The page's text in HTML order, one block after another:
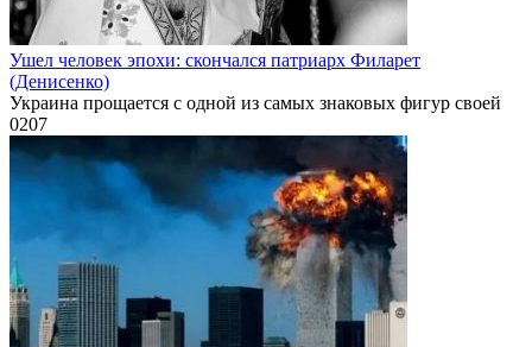
Ушел человек эпохи: скончался патриарх Филарет
(Денисенко)
Украина прощается с одной из самых знаковых фигур своей
0207